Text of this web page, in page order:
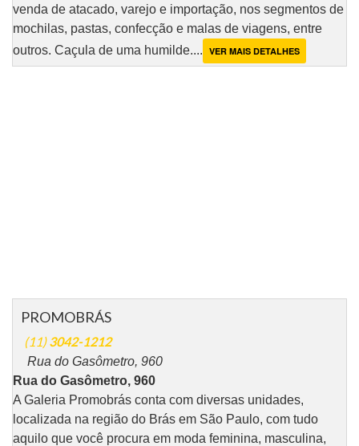
venda de atacado, varejo e importação, nos segmentos de
mochilas, pastas, confecção e malas de viagens, entre
outros. Caçula de uma humilde.... VER MAIS DETALHES
PROMOBRÁS
(11)3042-1212
Rua do Gasômetro, 960
Rua do Gasômetro, 960
A Galeria Promobrás conta com diversas unidades,
localizada na região do Brás em São Paulo, com tudo
aquilo que você procura em moda feminina, masculina,